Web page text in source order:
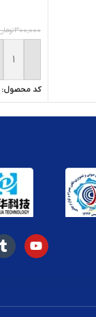
300,000
کد